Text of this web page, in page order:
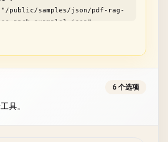
pack-example1.json"
具。
6 个选项